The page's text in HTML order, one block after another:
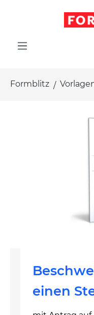
Formblitz
einen